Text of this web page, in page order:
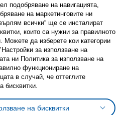
Instagram
на бисквитки (Cookies)
използване на бисквитки
Обща политика за личните данни
подобряване на навигацията,
на маркетинговите ни
всички“ ще се инсталират
които са нужни за правилното
Можете да изберете кои категории
за използване на
ни Политика за използване на
функциониране на
в случай, че оттеглите
бисквитки.
на бисквитки